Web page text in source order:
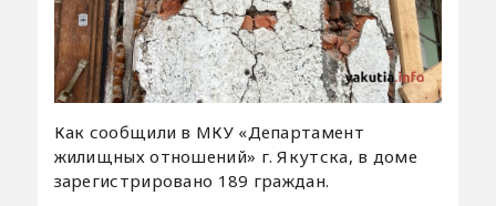
Как сообщили в МКУ «Департамент
жилищных отношений» г. Якутска, в доме
зарегистрировано 189 граждан.